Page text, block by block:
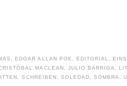
EDGAR ALLAN POE EDITORIAL
MACLEAN JULIO BARRIGA
,SCHREIBEN SOLEDAD SOMBRA ,